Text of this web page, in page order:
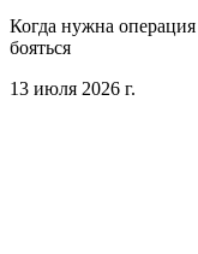
Когда нужна
бояться
13 июля 2026 г.